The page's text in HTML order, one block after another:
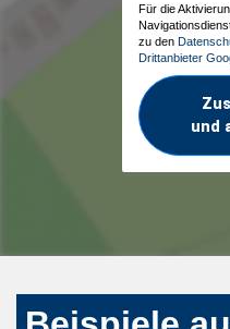
Für die
zu den
Drittanbieter
und